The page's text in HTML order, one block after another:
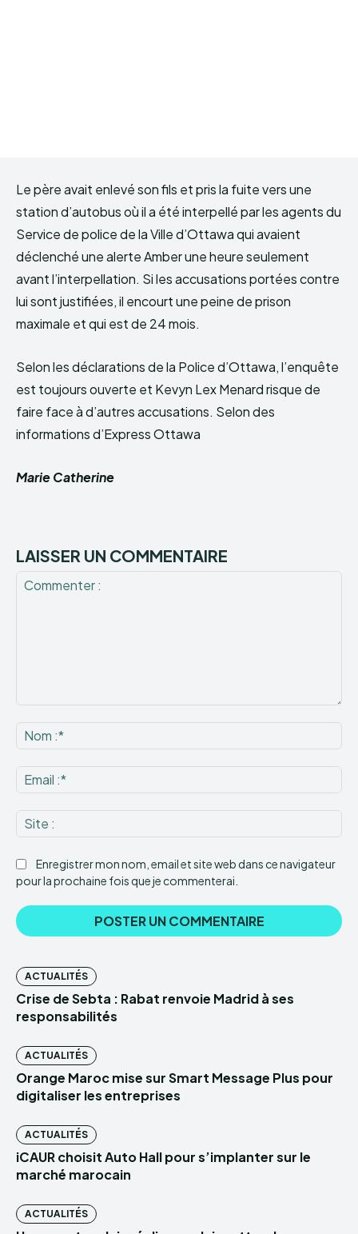
Le père avait enlevé son fils et pris la fuite vers une
station d’autobus où il a été interpellé par les agents du
Service de police de la Ville d’Ottawa qui avaient
déclenché une alerte Amber une heure seulement
avant l’interpellation. Si les accusations portées contre
lui sont justifiées, il encourt une peine de prison
maximale et qui est de 24 mois.
Selon les déclarations de la Police d’Ottawa, l’enquête
est toujours ouverte et Kevyn Lex Menard risque de
faire face à d’autres accusations. Selon des
informations d’Express Ottawa
Marie Catherine
LAISSER UN COMMENTAIRE
:*
:*
:
Enregistrer mon nom, email et site web dans ce navigateur
pour la prochaine fois que je commenterai.
ACTUALITÉS
Crise de Sebta : Rabat renvoie Madrid à ses
responsabilités
ACTUALITÉS
Orange Maroc mise sur Smart Message Plus pour
digitaliser les entreprises
ACTUALITÉS
iCAUR choisit Auto Hall pour s’implanter sur le
marché marocain
ACTUALITÉS